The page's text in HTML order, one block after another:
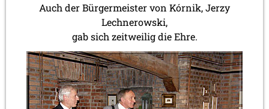
Auch der Bürgermeister von Kórnik, Jerzy
Lechnerowski,
gab sich zeitweilig die Ehre.